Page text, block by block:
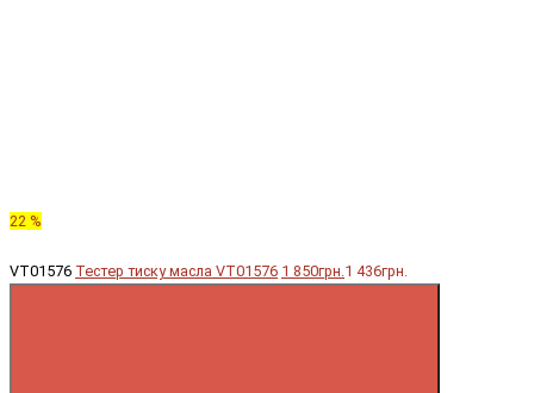
22 %
VT01576 Тестер тиску масла VT01576 1 850грн. 1 436грн.